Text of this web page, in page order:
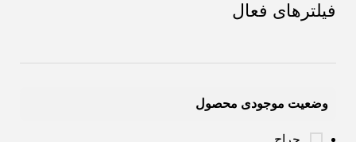
فیلترهای فعال
وضعیت موجودی محصول
حراج